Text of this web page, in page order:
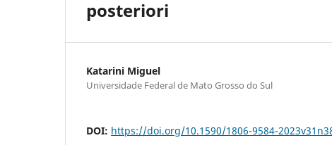
posteriori
Katarini Miguel
Universidade Federal de Mato Grosso do Sul
DOI: https://doi.org/10.1590/1806-9584-